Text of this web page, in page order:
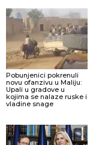
Pobunjenici pokrenuli
novu ofanzivu u Maliju:
Upali u gradove u
kojima se nalaze ruske i
vladine snage